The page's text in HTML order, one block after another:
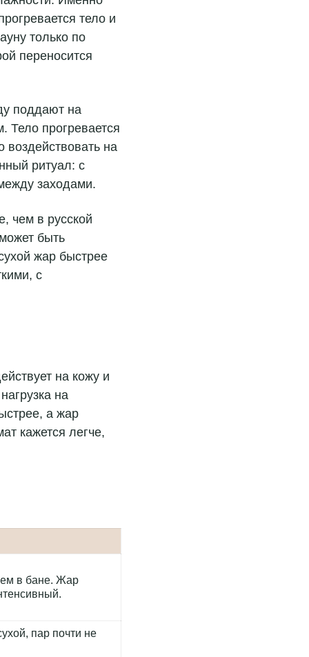
тело и
только по
переносится
поддают на
прогревается
воздействовать на
ритуал: с
заходами.
чем в русской
быть
жар быстрее
с
на кожу и
на
а жар
кажется легче,
в бане. Жар
пар почти не